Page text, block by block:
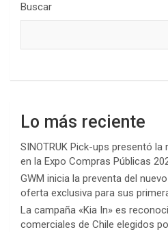
Buscar
Lo más reciente
SINOTRUK Pick-ups presentó
en la Expo Compras Públicas
GWM inicia la preventa del
oferta exclusiva para sus
La campaña «Kia In» es
comerciales de Chile elegidos